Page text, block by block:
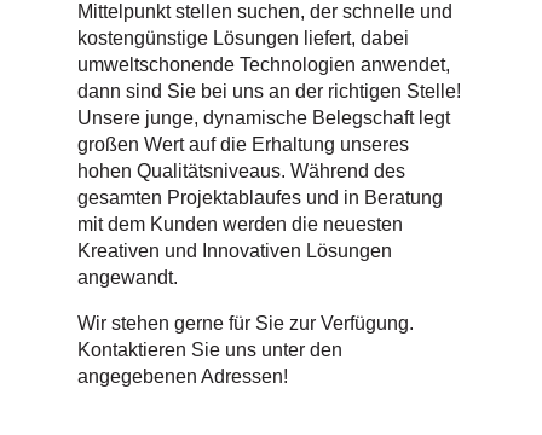
Mittelpunkt stellen suchen, der schnelle und
kostengünstige Lösungen liefert, dabei
umweltschonende Technologien anwendet,
dann sind Sie bei uns an der richtigen Stelle!
Unsere junge, dynamische Belegschaft legt
großen Wert auf die Erhaltung unseres
hohen Qualitätsniveaus. Während des
gesamten Projektablaufes und in Beratung
mit dem Kunden werden die neuesten
Kreativen und Innovativen Lösungen
angewandt.
Wir stehen gerne für Sie zur Verfügung.
Kontaktieren Sie uns unter den
angegebenen Adressen!